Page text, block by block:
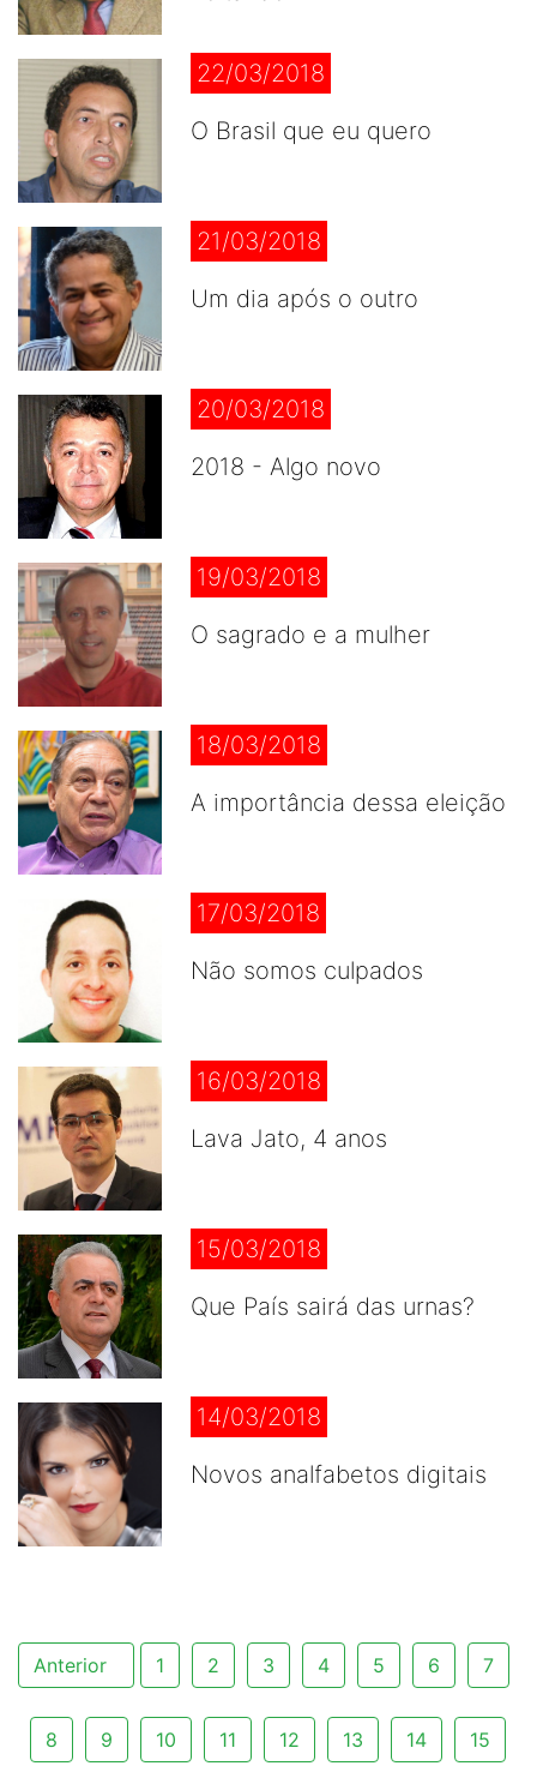
22/03/2018
O Brasil que eu quero
21/03/2018
Um dia após o outro
20/03/2018
2018 - Algo novo
19/03/2018
O sagrado e a mulher
18/03/2018
A importância dessa eleição
17/03/2018
Não somos culpados
16/03/2018
Lava Jato, 4 anos
15/03/2018
Que País sairá das urnas?
14/03/2018
Novos analfabetos digitais
Anterior 1 2 3 4 5 6 7
8 9 10 11 12 13 14 15